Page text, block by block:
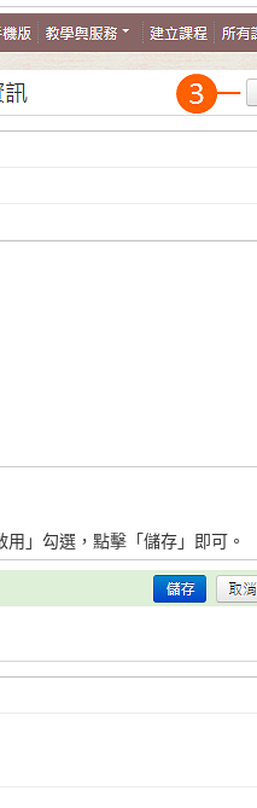
」勾選，點擊「儲存」即可。